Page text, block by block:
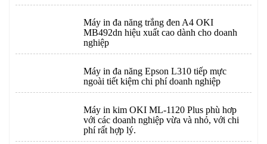
Máy in đa năng trắng đen A4 OKI
MB492dn hiệu xuất cao dành cho doanh
nghiệp
Máy in đa năng Epson L310 tiếp mực
ngoài tiết kiệm chi phí doanh nghiệp
Máy in kim OKI ML-1120 Plus phù hơp
với các doanh nghiệp vừa và nhỏ, với chi
phí rất hợp lý.